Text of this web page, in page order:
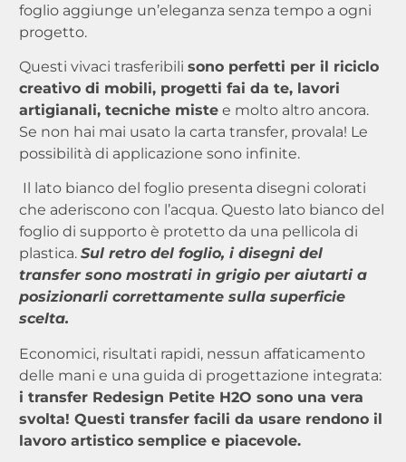
foglio aggiunge un’eleganza senza tempo a ogni
progetto.
Questi vivaci trasferibili sono perfetti per il riciclo
creativo di mobili, progetti fai da te, lavori
artigianali, tecniche mistee molto altro ancora.
Se non hai mai usato la carta transfer, provala! Le
possibilità di applicazione sono infinite.
Il lato bianco del foglio presenta disegni colorati
che aderiscono con l’acqua. Questo lato bianco del
foglio di supporto è protetto da una pellicola di
plastica. Sul retro del foglio, i disegni del
transfer sono mostrati in grigio per aiutarti a
posizionarli correttamente sulla superficie
scelta.
Economici, risultati rapidi, nessun affaticamento
delle mani e una guida di progettazione integrata:
i transfer Redesign Petite H2O sono una vera
svolta! Questi transfer facili da usare rendono il
lavoro artistico semplice e piacevole.